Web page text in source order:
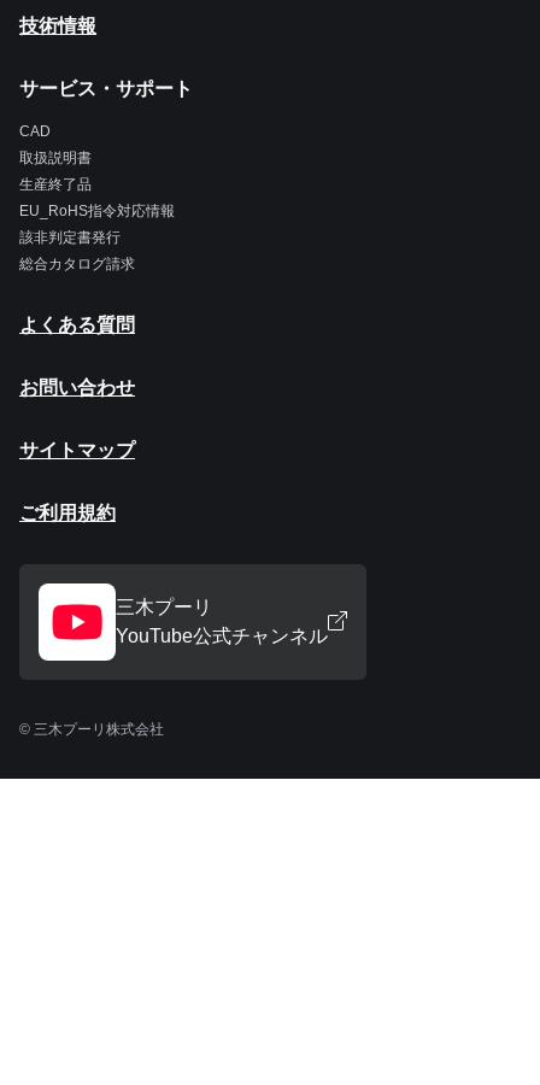
技術情報
サービス・サポート
CAD
取扱説明書
生産終了品
EU_RoHS指令対応情報
該非判定書発行
総合カタログ請求
よくある質問
お問い合わせ
サイトマップ
ご利用規約
三木プーリ
YouTube公式チャンネル
© 三木プーリ株式会社